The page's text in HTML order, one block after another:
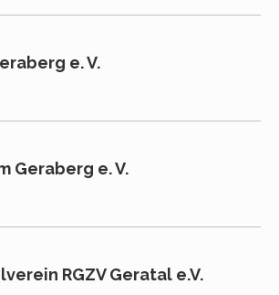
e. V.
Geraberg e. V.
RGZV Geratal e.V.